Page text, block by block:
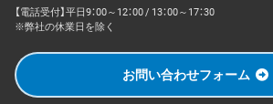
【電話受付】平日9：00～12：00 / 13：00～17：30
※弊社の休業日を除く
お問い合わせフォーム